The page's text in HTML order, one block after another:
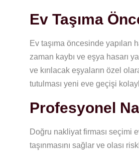
Ev Taşıma
Ev taşıma öncesinde yapılan
zaman kaybı ve eşya hasarı
ve kırılacak eşyaların özel
tutulması yeni eve geçişi
Profesyonel
Doğru nakliyat firması seçimi
taşınmasını sağlar ve olası